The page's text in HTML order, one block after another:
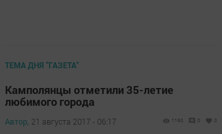
ТЕМА ДНЯ "ГАЗЕТА"
Камполянцы отметили 35-летие
любимого города
Автор, 21 августа 2017 - 06:17 1160 0 0